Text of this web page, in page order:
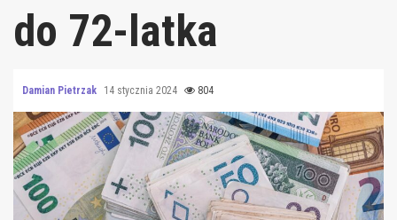
do 72-latka
Damian Pietrzak 14 stycznia 2024 804